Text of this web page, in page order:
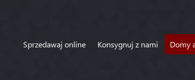
Sprzedawaj online Konsygnuj z nami Domy